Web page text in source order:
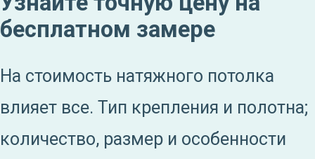
бесплатном замере
На стоимость натяжного потолка
влияет все. Тип крепления и полотна;
количество, размер и особенности